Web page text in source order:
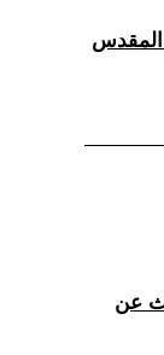
المقدس
عن